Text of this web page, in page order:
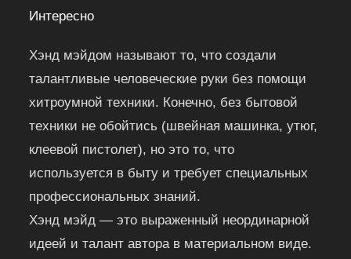
Интересно
Хэнд мэйдом называют то, что создали
талантливые человеческие руки без помощи
хитроумной техники. Конечно, без бытовой
техники не обойтись (швейная машинка, утюг,
клеевой пистолет), но это то, что
используется в быту и требует специальных
профессиональных знаний.
Хэнд мэйд — это выраженный неординарной
идеей и талант автора в материальном виде.